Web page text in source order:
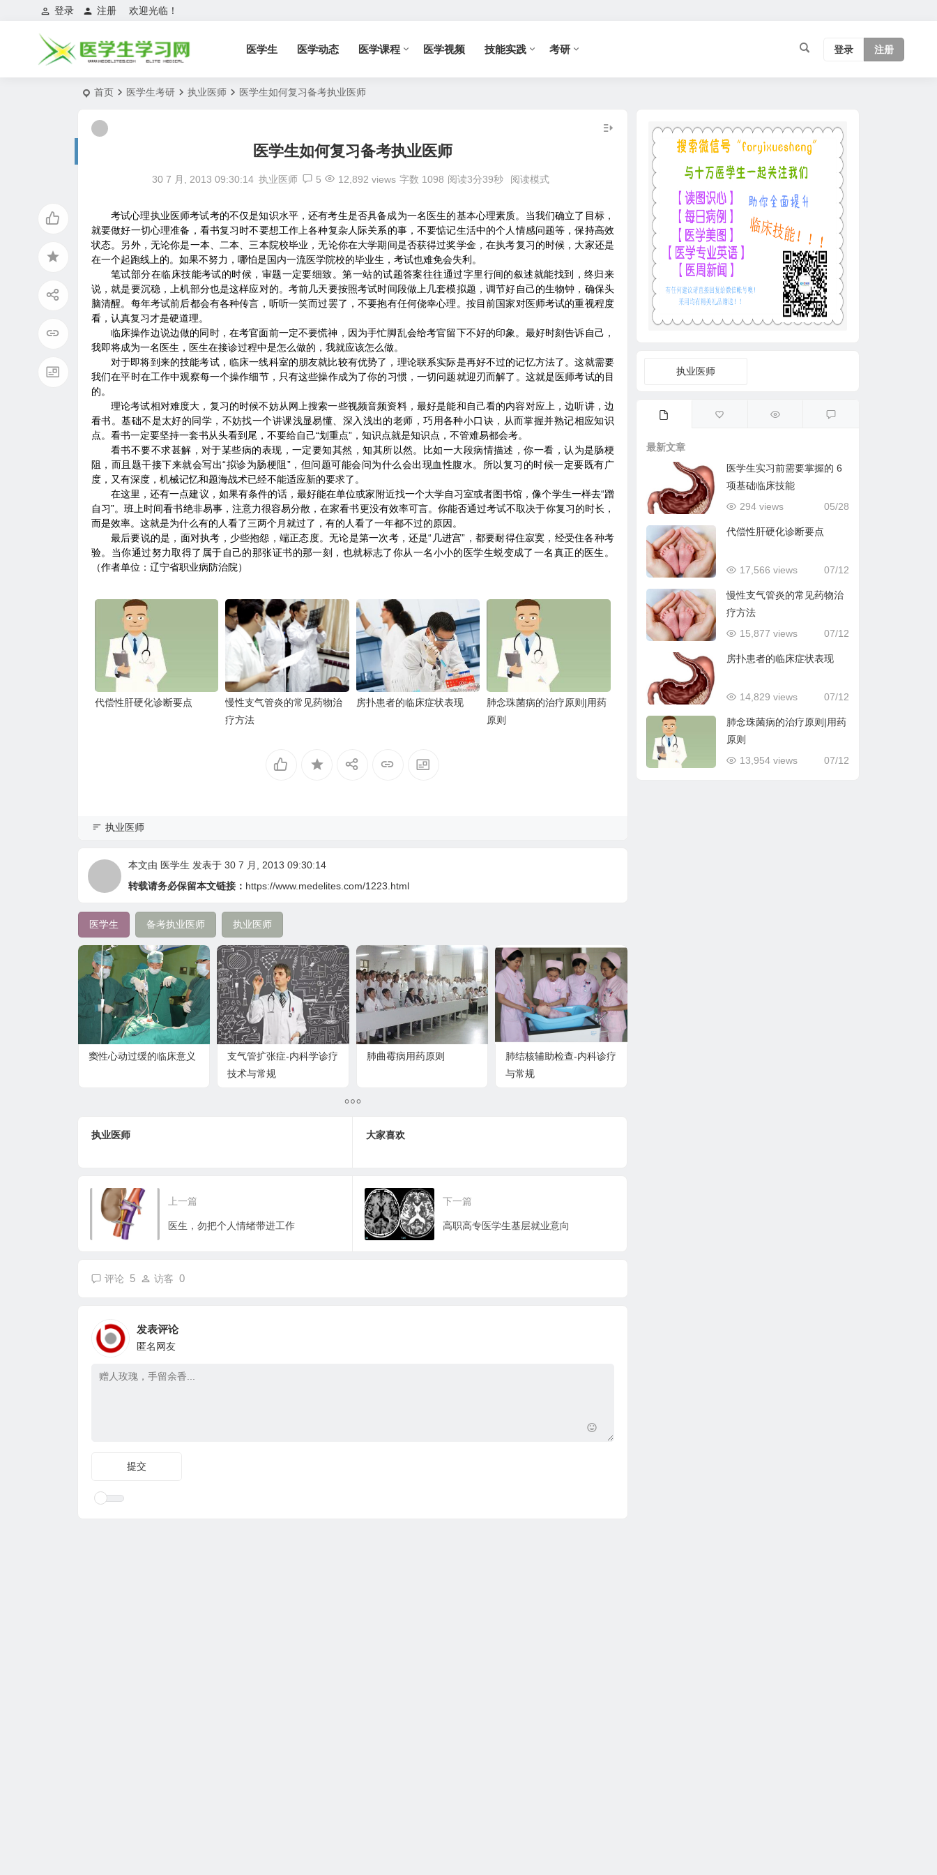
欢迎光临！
登录 注册
医学生 医学动态 医学课程 医学视频 技能实践 考研 登录 注册
首页 医学生考研 执业医师 医学生如何复习备考执业医师
医学生如何复习备考执业医师
30 7 月, 2013 09:30:14 执业医师 5 12,892 views 字数 1098 阅读3分39秒 阅读模式
考试心理执业医师考试考的不仅是知识水平，还有考生是否具备成为一名医生的基本心理素质。当我们确立了目标，
就要做好一切心理准备，看书复习时不要想工作上各种复杂人际关系的事，不要惦记生活中的个人情感问题等，保持高效
状态。另外，无论你是一本、二本、三本院校毕业，无论你在大学期间是否获得过奖学金，在执考复习的时候，大家还是
在一个起跑线上的。如果不努力，哪怕是国内一流医学院校的毕业生，考试也难免会失利。
笔试部分在临床技能考试的时候，审题一定要细致。第一站的试题答案往往通过字里行间的叙述就能找到，终归来
说，就是要沉稳，上机部分也是这样应对的。考前几天要按照考试时间段做上几套模拟题，调节好自己的生物钟，确保头
脑清醒。每年考试前后都会有各种传言，听听一笑而过罢了，不要抱有任何侥幸心理。按目前国家对医师考试的重视程度
看，认真复习才是硬道理。
临床操作边说边做的同时，在考官面前一定不要慌神，因为手忙脚乱会给考官留下不好的印象。最好时刻告诉自己，
我即将成为一名医生，医生在接诊过程中是怎么做的，我就应该怎么做。
对于即将到来的技能考试，临床一线科室的朋友就比较有优势了，理论联系实际是再好不过的记忆方法了。这就需要
我们在平时在工作中观察每一个操作细节，只有这些操作成为了你的习惯，一切问题就迎刃而解了。这就是医师考试的目
的。
理论考试相对难度大，复习的时候不妨从网上搜索一些视频音频资料，最好是能和自己看的内容对应上，边听讲，边
看书。基础不是太好的同学，不妨找一个讲课浅显易懂、深入浅出的老师，巧用各种小口诀，从而掌握并熟记相应知识
点。看书一定要坚持一套书从头看到尾，不要给自己“划重点”，知识点就是知识点，不管难易都会考。
看书不要不求甚解，对于某些病的表现，一定要知其然，知其所以然。比如一大段病情描述，你一看，认为是肠梗
阻，而且题干接下来就会写出“拟诊为肠梗阻”，但问题可能会问为什么会出现血性腹水。所以复习的时候一定要既有广
度，又有深度，机械记忆和题海战术已经不能适应新的要求了。
在这里，还有一点建议，如果有条件的话，最好能在单位或家附近找一个大学自习室或者图书馆，像个学生一样去“蹭
自习”。班上时间看书绝非易事，注意力很容易分散，在家看书更没有效率可言。你能否通过考试不取决于你复习的时长，
而是效率。这就是为什么有的人看了三两个月就过了，有的人看了一年都不过的原因。
最后要说的是，面对执考，少些抱怨，端正态度。无论是第一次考，还是“几进宫”，都要耐得住寂寞，经受住各种考
验。当你通过努力取得了属于自己的那张证书的那一刻，也就标志了你从一名小小的医学生蜕变成了一名真正的医生。
（作者单位：辽宁省职业病防治院）
代偿性肝硬化诊断要点
慢性支气管炎的常见药物治
疗方法
房扑患者的临床症状表现
肺念珠菌病的治疗原则|用药
原则
执业医师
本文由 医学生 发表于 30 7 月, 2013 09:30:14
转载请务必保留本文链接： https://www.medelites.com/1223.html
医学生 备考执业医师 执业医师
窦性心动过缓的临床意义
支气管扩张症-内科学诊疗
技术与常规
肺曲霉病用药原则
肺结核辅助检查-内科诊疗
与常规
执业医师 大家喜欢
上一篇
医生，勿把个人情绪带进工作
下一篇
高职高专医学生基层就业意向
评论 5 访客 0
发表评论
匿名网友
执业医师
最新文章
医学生实习前需要掌握的 6
项基础临床技能
05/28
294 views
代偿性肝硬化诊断要点
07/12
17,566 views
慢性支气管炎的常见药物治
疗方法
07/12
15,877 views
房扑患者的临床症状表现
07/12
14,829 views
肺念珠菌病的治疗原则|用药
原则
07/12
13,954 views